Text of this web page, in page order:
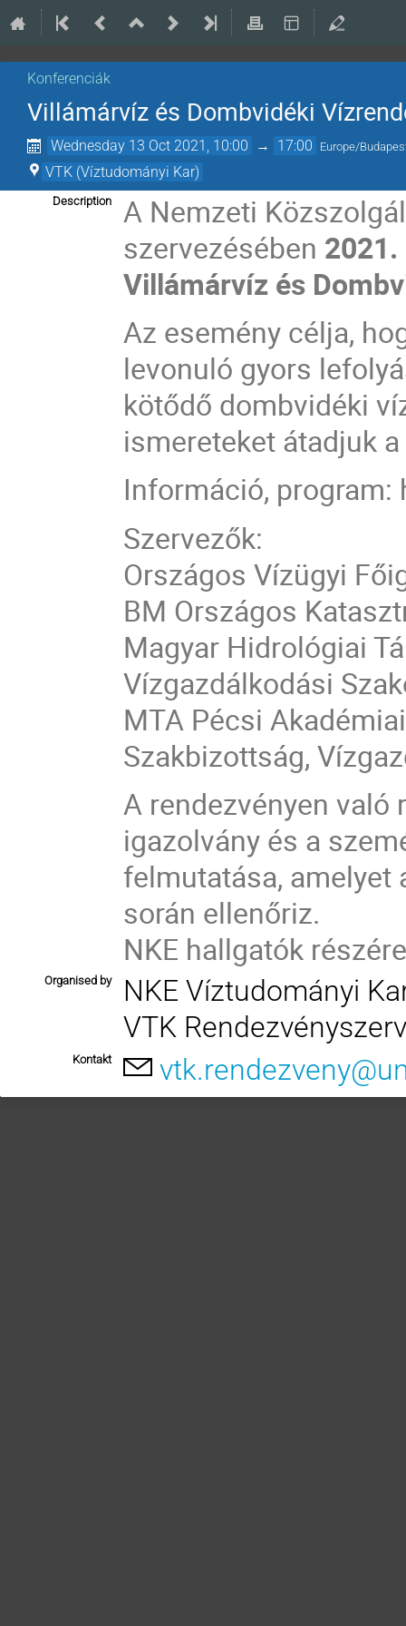
Konferenciák
Villámárvíz és Dombvidéki
Wednesday 13 Oct 2021, 10:00 → 17:00 Europe/
VTK (Víztudományi Kar)
Description
A Nemzeti
szervezésében
Villámárvíz és
Az esemény célja,
levonuló gyors
kötődő dombvidéki
ismereteket átadjuk
Információ,
Szervezők:
Országos Vízügyi
BM Országos
Magyar Hidrológiai
Vízgazdálkodási
MTA Pécsi
Szakbizottság,
A rendezvényen
igazolvány és a
felmutatása, amelyet
során ellenőriz.
NKE hallgatók
Organised by
NKE Víztudományi
VTK
Kontakt